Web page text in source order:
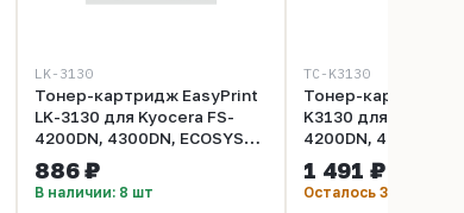
LK-3130
Тонер-картридж EasyPrint
LK-3130 для Kyocera FS-
4200DN, 4300DN, ECOSYS
M3550idn, M3560idn (25000
стр.)
886 ₽
В наличии: 8 шт
TC-K3130
Тонер-картридж
K3130 для Kyocera
4200DN, 4300DN,
M3550idn (25000
чипом
1 491 ₽
Осталось 3 шт